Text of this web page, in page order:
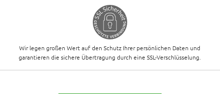
Wir legen großen Wert auf den Schutz Ihrer persönlichen Daten und
garantieren die sichere Übertragung durch eine SSL-Verschlüsselung.